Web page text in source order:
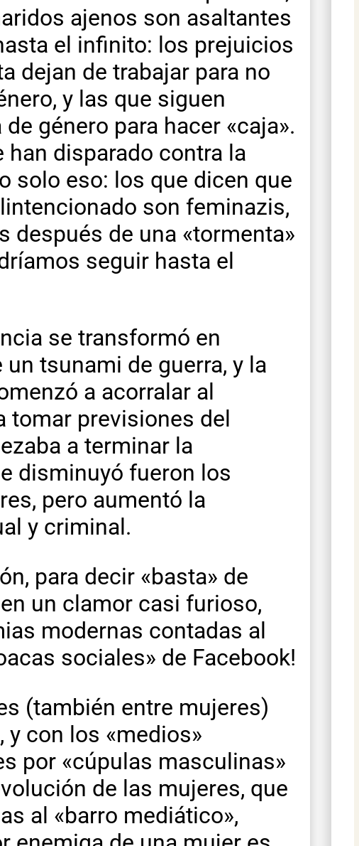
ajenos son asaltantes
el infinito: los prejuicios
dejan de trabajar para no
y las que siguen
género para hacer «caja».
han disparado contra la
solo eso: los que dicen que
son feminazis,
después de una «tormenta»
seguir hasta el
se transformó en
tsunami de guerra, y la
a acorralar al
tomar previsiones del
a terminar la
disminuyó fueron los
pero aumentó la
y criminal.
para decir «basta» de
un clamor casi furioso,
modernas contadas al
sociales» de Facebook!
(también entre mujeres)
con los «medios»
por «cúpulas masculinas»
de las mujeres, que
al «barro mediático»,